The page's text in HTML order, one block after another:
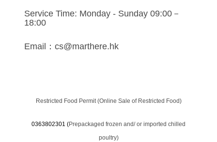
Service Time: Monday - Sunday 09:00－
18:00
Email：cs@marthere.hk
Restricted Food Permit (Online Sale of Restricted Food)
0363802301 (Prepackaged frozen and/ or imported chilled
poultry)